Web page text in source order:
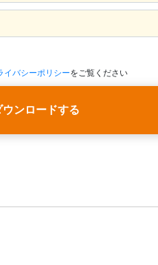
イバシーポリシーをご覧ください
ウンロードする